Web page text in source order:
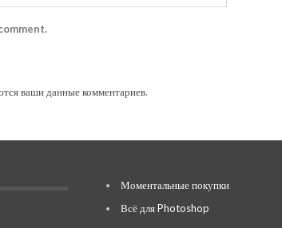
ваши данные комментариев.
Моментальные покупки
Всё для Photoshop